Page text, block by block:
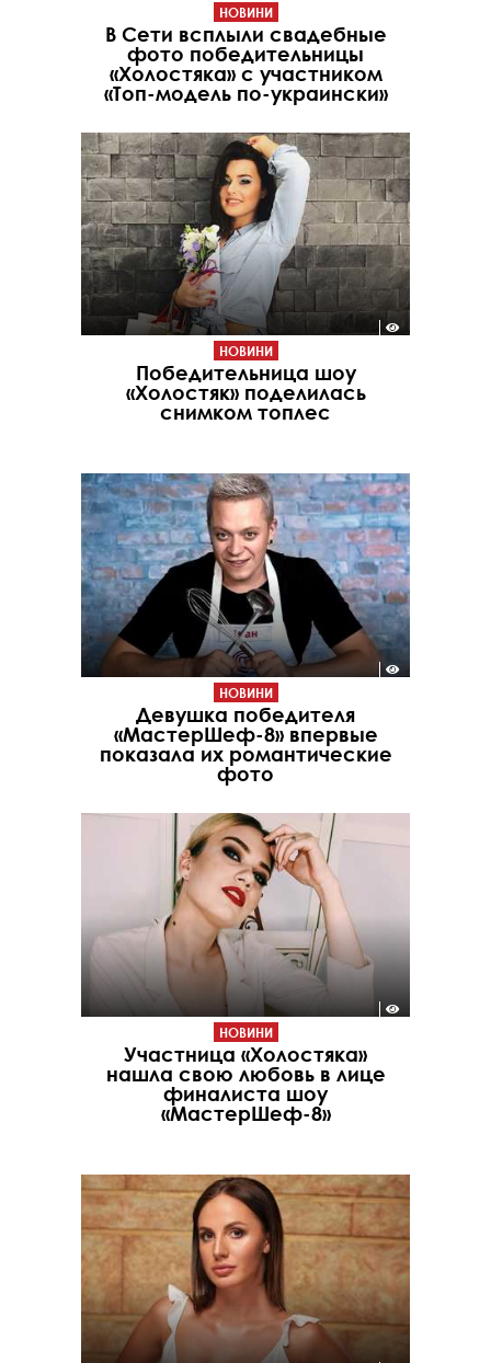
НОВИНИ
В Сети всплыли свадебные
фото победительницы
«Холостяка» с участником
«Топ-модель по-украински»
НОВИНИ
Победительница шоу
«Холостяк» поделилась
снимком топлес
НОВИНИ
Девушка победителя
«МастерШеф-8» впервые
показала их романтические
фото
НОВИНИ
Участница «Холостяка»
нашла свою любовь в лице
финалиста шоу
«МастерШеф-8»